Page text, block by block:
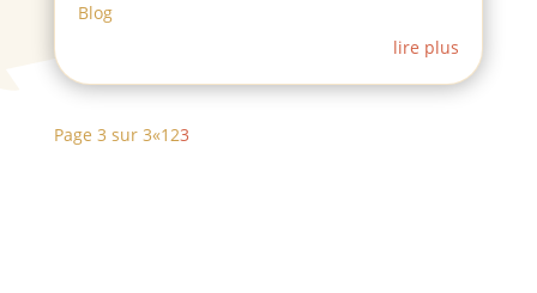
Blog
lire plus
Page 3 sur 3«123